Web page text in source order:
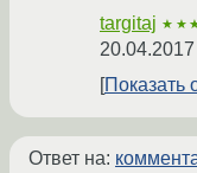
targitaj
Показать
Ответ на: